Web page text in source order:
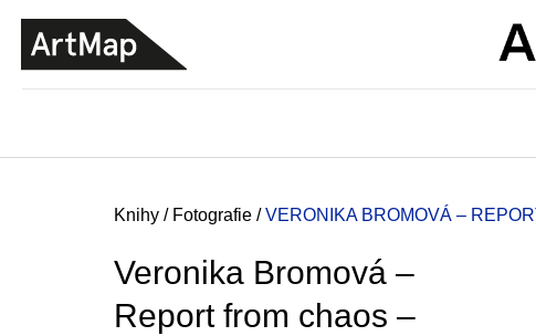
Domů
Knihy / Fotografie / VERONIKA BROMOVÁ –
Veronika Bromová –
Report from chaos –
ZPĚT
DO
OBCHODU
ZPĚT
DO
OBCHODU